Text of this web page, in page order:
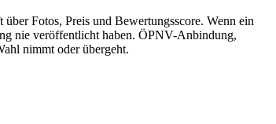
Fotos, Preis und Bewertungsscore. Wenn ein
nie veröffentlicht haben. ÖPNV-Anbindung,
nimmt oder übergeht.